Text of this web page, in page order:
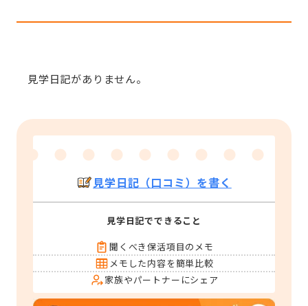
見学日記がありません。
見学日記（口コミ）を書く
見学日記でできること
聞くべき保活項目のメモ
メモした内容を簡単比較
家族やパートナーにシェア